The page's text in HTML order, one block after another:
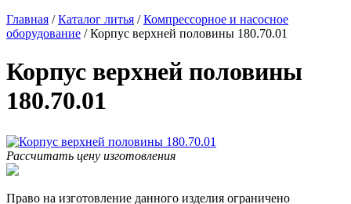
Главная /Каталог литья /Компрессорное и насосное
оборудование /Корпус верхней половины 180.70.01
Корпус верхней половины
180.70.01
Рассчитать цену изготовления
Право на изготовление данного изделия ограничено